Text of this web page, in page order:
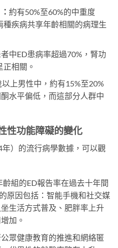
約有50%至60%的中重度
種疾病共享年齡相關的病理生
中ED患病率超過70%，腎功
相關。
上男性中，約有15%至20%
水平偏低，而這部分人群中
性功能障礙的變化
）的流行病學數據，可以觀
齡組的ED報告率在過去十年間
原因包括：智能手機和社交媒
生活方式普及、肥胖率上升
加。
眾健康教育的推進和網絡匿